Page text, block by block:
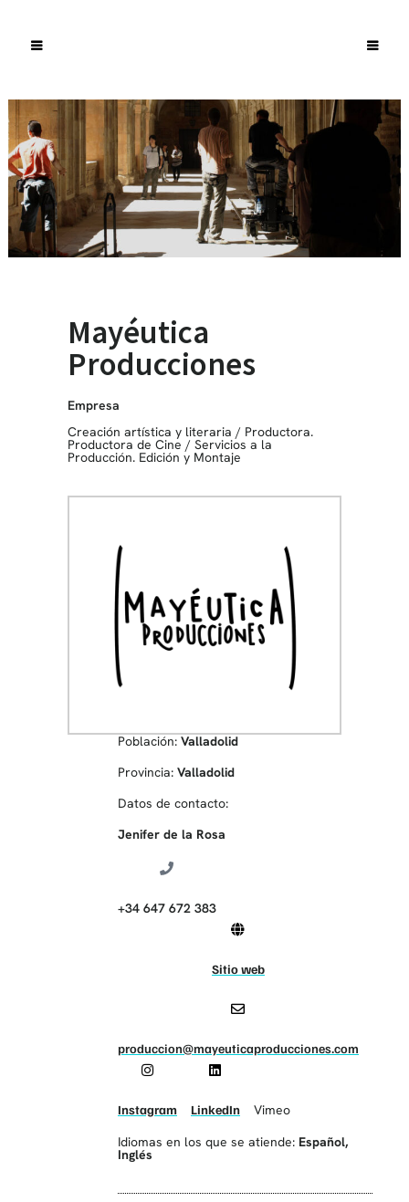
Mayéutica
Producciones
Empresa
Creación artística y literaria / Productora.
Productora de Cine / Servicios a la
Producción. Edición y Montaje
Población: Valladolid
Provincia: Valladolid
Datos de contacto:
Jenifer de la Rosa
+34 647 672 383
Sitio web
produccion@mayeuticaproducciones.com
Instagram LinkedIn
Vimeo
Idiomas en los que se atiende: Español,
Inglés